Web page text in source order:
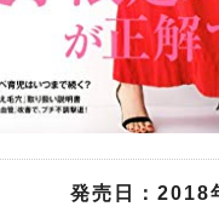
発売日：2018